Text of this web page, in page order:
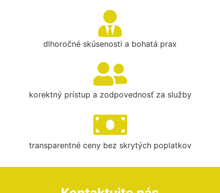
dlhoročné skúsenosti a bohatá prax
korektný prístup a zodpovednosť za služby
transparentné ceny bez skrytých poplatkov